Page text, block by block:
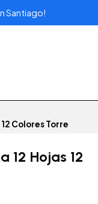
Santiago!
Colores Torre
12 Hojas 12